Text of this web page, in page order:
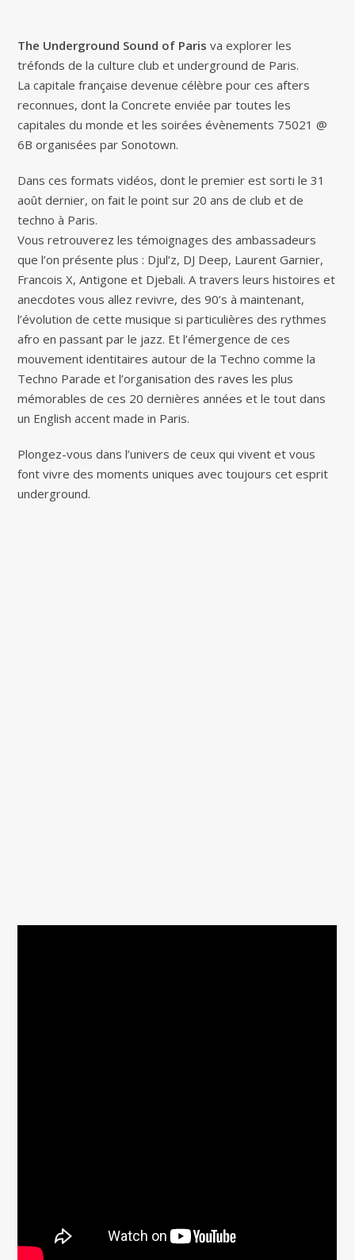
The Underground Sound of Paris va explorer les
tréfonds de la culture club et underground de Paris.
La capitale française devenue célèbre pour ces afters
reconnues, dont la Concrete enviée par toutes les
capitales du monde et les soirées évènements 75021 @
6B organisées par Sonotown.
Dans ces formats vidéos, dont le premier est sorti le 31
août dernier, on fait le point sur 20 ans de club et de
techno à Paris.
Vous retrouverez les témoignages des ambassadeurs
que l’on présente plus : Djul’z, DJ Deep, Laurent Garnier,
Francois X, Antigone et Djebali. A travers leurs histoires et
anecdotes vous allez revivre, des 90’s à maintenant,
l’évolution de cette musique si particulières des rythmes
afro en passant par le jazz. Et l’émergence de ces
mouvement identitaires autour de la Techno comme la
Techno Parade et l’organisation des raves les plus
mémorables de ces 20 dernières années et le tout dans
un English accent made in Paris.
Plongez-vous dans l’univers de ceux qui vivent et vous
font vivre des moments uniques avec toujours cet esprit
underground.